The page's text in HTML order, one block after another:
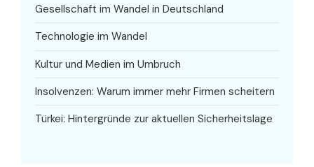
Gesellschaft im Wandel in Deutschland
Technologie im Wandel
Kultur und Medien im Umbruch
Insolvenzen: Warum immer mehr Firmen scheitern
Türkei: Hintergründe zur aktuellen Sicherheitslage